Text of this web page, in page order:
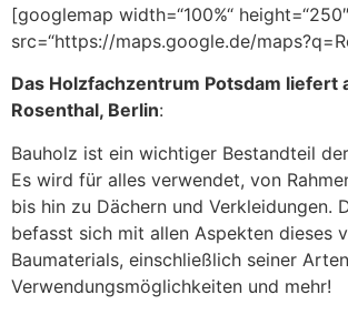
[googlemap width=“100%“ height=“250″
src=“https://maps.google.de/
Das Holzfachzentrum Potsdam liefert
Rosenthal, Berlin:
Bauholz ist ein wichtiger Bestandteil
Es wird für alles verwendet, von
bis hin zu Dächern und Verkleidungen.
befasst sich mit allen Aspekten dieses
Baumaterials, einschließlich seiner
Verwendungsmöglichkeiten und mehr!